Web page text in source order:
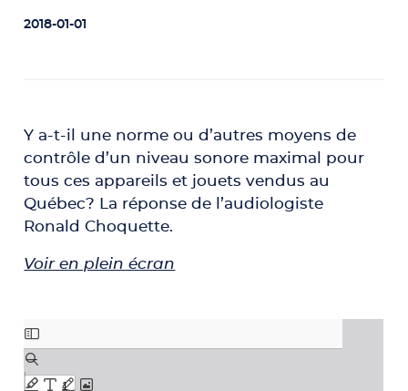
2018-01-01
Y a-t-il une norme ou d’autres moyens de
contrôle d’un niveau sonore maximal pour
tous ces appareils et jouets vendus au
Québec? La réponse de l’audiologiste
Ronald Choquette.
Voir en plein écran